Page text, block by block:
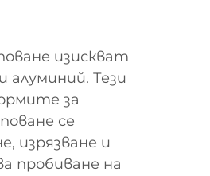
изискват
алуминий. Тези
за
се
изрязване и
пробиване на